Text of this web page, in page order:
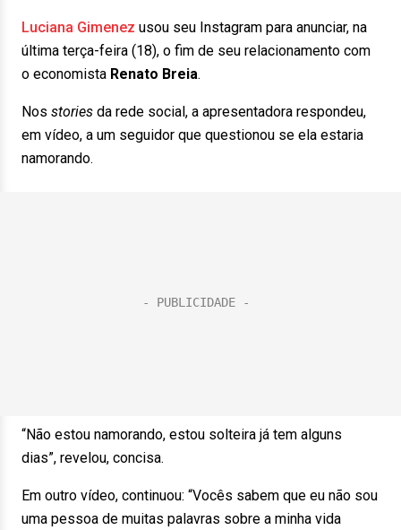
Luciana Gimenez usou seu Instagram para anunciar, na
última terça-feira (18), o fim de seu relacionamento com
o economista Renato Breia.
Nos stories da rede social, a apresentadora respondeu,
em vídeo, a um seguidor que questionou se ela estaria
namorando.
“Não estou namorando, estou solteira já tem alguns
dias”, revelou, concisa.
Em outro vídeo, continuou: “Vocês sabem que eu não sou
uma pessoa de muitas palavras sobre a minha vida